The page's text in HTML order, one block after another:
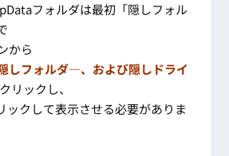
フォルダは最初「隠しフォル
から
しフォルダ―、および隠しドライ
リックし、
ックして表示させる必要がありま